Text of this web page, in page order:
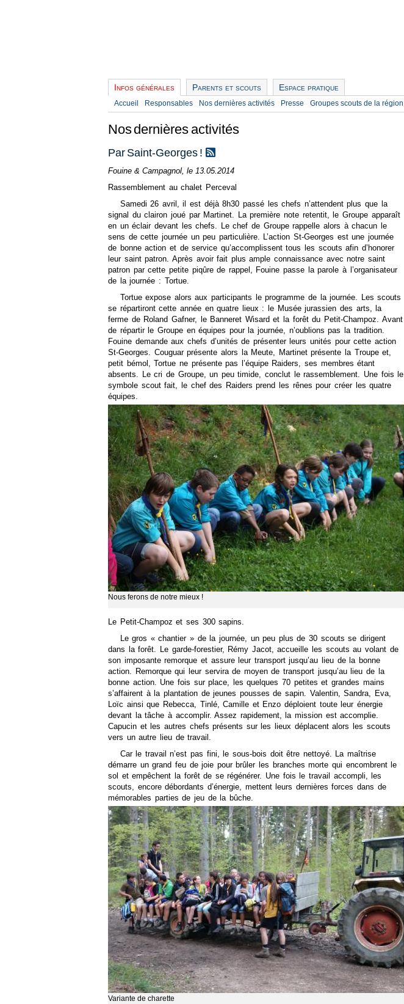
Infos générales Parents et scouts Espace pratique
Accueil Responsables Nos dernières activités Presse Groupes scouts de la région
Nos dernières activités
Par Saint-Georges !
Fouine & Campagnol, le 13.05.2014
Rassemblement au chalet Perceval
Samedi 26 avril, il est déjà 8h30 passé les chefs n’attendent plus que la
signal du clairon joué par Martinet. La première note retentit, le Groupe apparaît
en un éclair devant les chefs. Le chef de Groupe rappelle alors à chacun le
sens de cette journée un peu particulière. L’action St-Georges est une journée
de bonne action et de service qu’accomplissent tous les scouts afin d’honorer
leur saint patron. Après avoir fait plus ample connaissance avec notre saint
patron par cette petite piqûre de rappel, Fouine passe la parole à l’organisateur
de la journée : Tortue.
Tortue expose alors aux participants le programme de la journée. Les scouts
se répartiront cette année en quatre lieux : le Musée jurassien des arts, la
ferme de Roland Gafner, le Banneret Wisard et la forêt du Petit-Champoz. Avant
de répartir le Groupe en équipes pour la journée, n’oublions pas la tradition.
Fouine demande aux chefs d’unités de présenter leurs unités pour cette action
St-Georges. Couguar présente alors la Meute, Martinet présente la Troupe et,
petit bémol, Tortue ne présente pas l’équipe Raiders, ses membres étant
absents. Le cri de Groupe, un peu timide, conclut le rassemblement. Une fois le
symbole scout fait, le chef des Raiders prend les rênes pour créer les quatre
équipes.
Nous ferons de notre mieux !
Le Petit-Champoz et ses 300 sapins.
Le gros « chantier » de la journée, un peu plus de 30 scouts se dirigent
dans la forêt. Le garde-forestier, Rémy Jacot, accueille les scouts au volant de
son imposante remorque et assure leur transport jusqu’au lieu de la bonne
action. Remorque qui leur servira de moyen de transport jusqu’au lieu de la
bonne action. Une fois sur place, les quelques 70 petites et grandes mains
s’affairent à la plantation de jeunes pousses de sapin. Valentin, Sandra, Eva,
Loïc ainsi que Rebecca, Tinlé, Camille et Enzo déploient toute leur énergie
devant la tâche à accomplir. Assez rapidement, la mission est accomplie.
Capucin et les autres chefs présents sur les lieux déplacent alors les scouts
vers un autre lieu de travail.
Car le travail n’est pas fini, le sous-bois doit être nettoyé. La maîtrise
démarre un grand feu de joie pour brûler les branches morte qui encombrent le
sol et empêchent la forêt de se régénérer. Une fois le travail accompli, les
scouts, encore débordants d’énergie, mettent leurs dernières forces dans de
mémorables parties de jeu de la bûche.
Variante de charette